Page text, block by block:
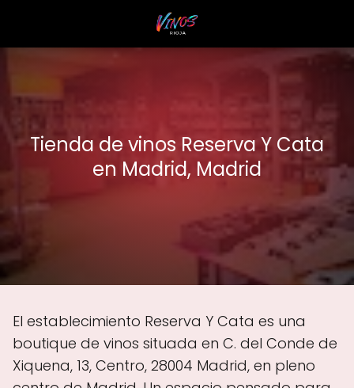
Tienda de vinos Reserva Y Cata
en Madrid, Madrid
El establecimiento Reserva Y Cata es una
boutique de vinos situada en C. del Conde de
Xiquena, 13, Centro, 28004 Madrid, en pleno